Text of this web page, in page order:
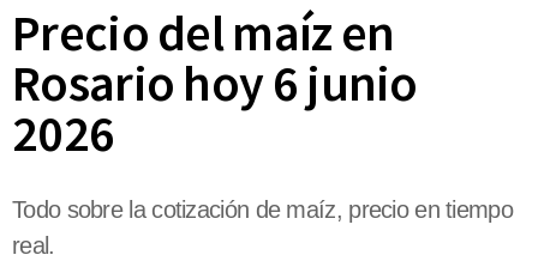
Precio del maíz en
Rosario hoy 6 junio
2026
Todo sobre la cotización de maíz, precio en tiempo
real.